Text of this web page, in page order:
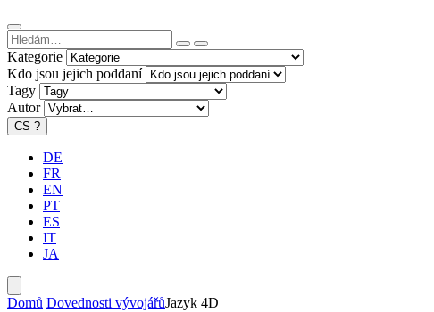
Kategorie
Kdo jsou jejich poddaní
Tagy
Autor
CS ?
DE
FR
EN
PT
ES
IT
JA
Domů Dovednosti vývojářůJazyk 4D